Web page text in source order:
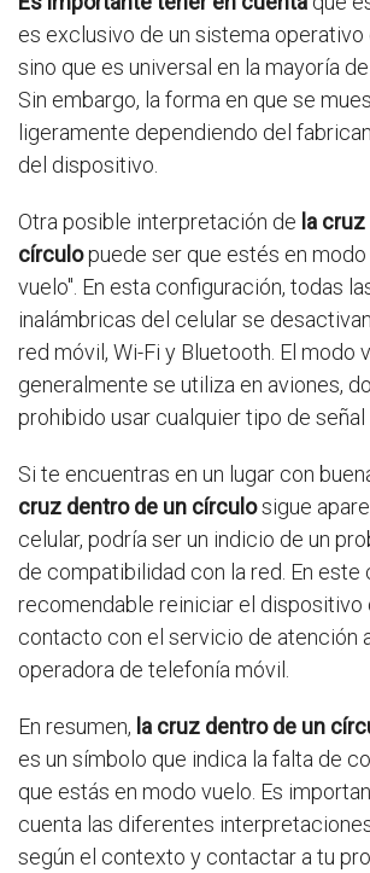
es exclusivo de un sistema operativo
sino que es universal en la mayoría
Sin embargo, la forma en que se
ligeramente dependiendo del
del dispositivo.
Otra posible interpretación de la
círculopuede ser que estés en modo
vuelo". En esta configuración, todas
inalámbricas del celular se
red móvil, Wi-Fi y Bluetooth. El modo
generalmente se utiliza en aviones,
prohibido usar cualquier tipo de señal
Si te encuentras en un lugar con
cruz dentro de un círculosigue
celular, podría ser un indicio de un
de compatibilidad con la red. En este
recomendable reiniciar el dispositivo
contacto con el servicio de atención
operadora de telefonía móvil.
En resumen, la cruz dentro de un
es un símbolo que indica la falta de
que estás en modo vuelo. Es
cuenta las diferentes
según el contexto y contactar a tu